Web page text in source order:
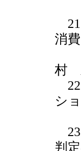
平
21
消
高
村
22
シ
竹
23
判